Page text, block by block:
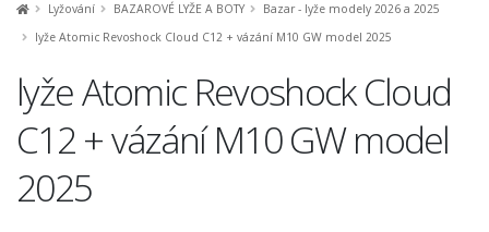
Lyžování BAZAROVÉ LYŽE A BOTY
Bazar - lyže modely 2026 a 2025
lyže Atomic Revoshock Cloud C12 + vázání M10 GW model 2025
lyže Atomic Revoshock Cloud
C12 + vázání M10 GW model
2025